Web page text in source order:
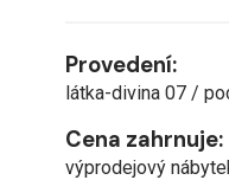
Provedení:
látka-divina 07 /
Cena zahrnuje:
výprodejový